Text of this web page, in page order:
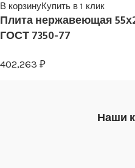
В корзинуКупить в 1 клик
Плита нержавеющая
ГОСТ 7350-77
402,263 ₽
Наши